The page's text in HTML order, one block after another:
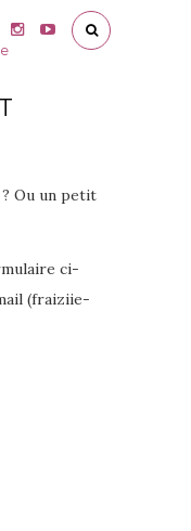
Ou un petit
ci-
(fraiziie-